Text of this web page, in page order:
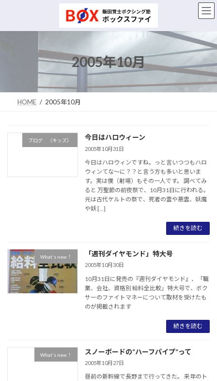
ン
プ
ー
動
2005年10月
HOME 2005年10月
ブログ （キッズ） 今日はハロウィーン
2005年10月31日
今日はハロウィンですね。っと言いつつもハロ
ウィンてな～に？？と言う方も多いと思いま
す。実は僕（射場）もその一人です。 調べてみ
ると 万聖節の前夜祭で、10月31日に行われる。
元は古代ケルトの祭で、死者の霊や悪霊、妖魔
や妖 […]
続きを読む
What's new！ 「週刊ダイヤモンド」特大号
2005年10月30日
10月31日に発売の『週刊ダイヤモンド』、「職
業、会社、資格別 給料全比較」特大号で、ボク
サーのファイトマネーについて取材を受けたも
のが掲載されます
続きを読む
What's new！ スノーボードの“ハーフパイプ”って
2005年10月27日
昼前の新幹線で長野まで行ってきた。 来年のト